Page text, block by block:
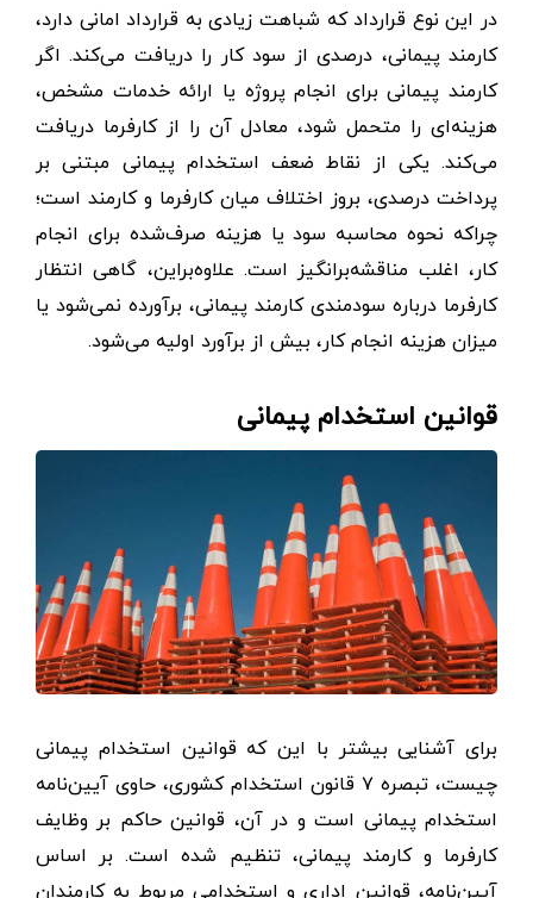
در این نوع قرارداد که شباهت زیادی به قرارداد امانی دارد،
کارمند پیمانی، درصدی از سود کار را دریافت می‌کند. اگر
کارمند پیمانی برای انجام پروژه یا ارائه خدمات مشخص،
هزینه‌ای را متحمل شود، معادل آن را از کارفرما دریافت
می‌کند. یکی از نقاط ضعف استخدام پیمانی مبتنی بر
پرداخت درصدی، بروز اختلاف میان کارفرما و کارمند است؛
چراکه نحوه محاسبه سود یا هزینه صرف‌شده برای انجام
کار، اغلب مناقشه‌برانگیز است. علاوه‌براین، گاهی انتظار
کارفرما درباره سودمندی کارمند پیمانی، برآورده نمی‌شود یا
میزان هزینه انجام کار، بیش از برآورد اولیه می‌شود.
قوانین استخدام پیمانی
برای آشنایی بیشتر با این که قوانین استخدام پیمانی
چیست، تبصره ۷ قانون استخدام کشوری، حاوی آیین‌نامه
استخدام پیمانی است و در آن، قوانین حاکم بر وظایف
کارفرما و کارمند پیمانی، تنظیم شده است. بر اساس